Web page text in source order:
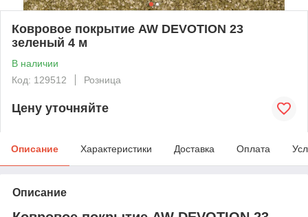
Ковровое покрытие AW DEVOTION 23
зеленый 4 м
В наличии
Код: 129512
Розница
Цену уточняйте
Описание Характеристики Доставка Оплата
Описание